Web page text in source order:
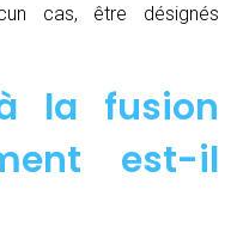
cas, être désignés
la fusion
est-il